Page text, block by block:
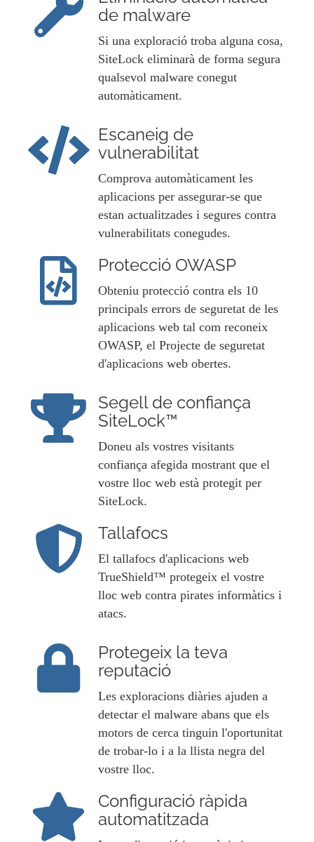
de malware
Si una exploració troba alguna cosa,
SiteLock eliminarà de forma segura
qualsevol malware conegut
automàticament.
Escaneig de
vulnerabilitat
Comprova automàticament les
aplicacions per assegurar-se que
estan actualitzades i segures contra
vulnerabilitats conegudes.
Protecció OWASP
Obteniu protecció contra els 10
principals errors de seguretat de les
aplicacions web tal com reconeix
OWASP, el Projecte de seguretat
d'aplicacions web obertes.
Segell de confiança
SiteLock™
Doneu als vostres visitants
confiança afegida mostrant que el
vostre lloc web està protegit per
SiteLock.
Tallafocs
El tallafocs d'aplicacions web
TrueShield™ protegeix el vostre
lloc web contra pirates informàtics i
atacs.
Protegeix la teva
reputació
Les exploracions diàries ajuden a
detectar el malware abans que els
motors de cerca tinguin l'oportunitat
de trobar-lo i a la llista negra del
vostre lloc.
Configuració ràpida
automatitzada